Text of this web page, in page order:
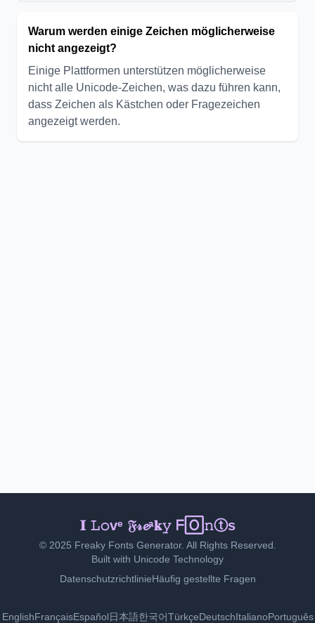
Warum werden einige Zeichen möglicherweise
nicht angezeigt?
Einige Plattformen unterstützen möglicherweise
nicht alle Unicode-Zeichen, was dazu führen kann,
dass Zeichen als Kästchen oder Fragezeichen
angezeigt werden.
ℐ 𝓛o𝚟𝕖 ᖴ𝔯ᵉ𝚊kⓨ 𝐅ⓞ𝚗𝓉𝓈
© 2025 Freaky Fonts Generator. All Rights Reserved.
Built with Unicode Technology
DatenschutzrichtlinieHäufig gestellte Fragen
EnglishFrançaisEspañol日本語한국어TürkçeDeutschItalianoPortuguês